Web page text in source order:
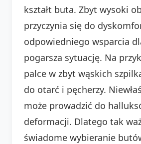
kształt buta. Zbyt wysoki
przyczynia się do
odpowiedniego wsparcia
pogarsza sytuację. Na
palce w zbyt wąskich
do otarć i pęcherzy.
może prowadzić do
deformacji. Dlatego tak
świadome wybieranie